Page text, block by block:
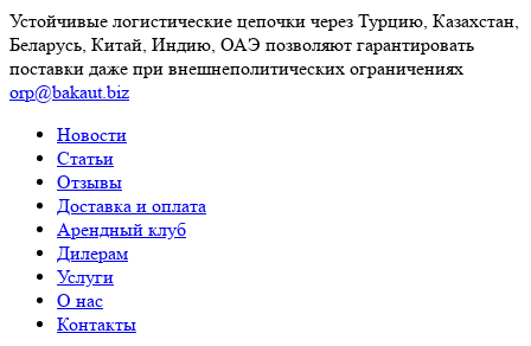
Устойчивые логистические цепочки через Турцию, Казахстан,
Беларусь, Китай, Индию, ОАЭ позволяют гарантировать
поставки даже при внешнеполитических ограничениях
orp@bakaut.biz
Новости
Статьи
Отзывы
Доставка и оплата
Арендный клуб
Дилерам
Услуги
О нас
Контакты